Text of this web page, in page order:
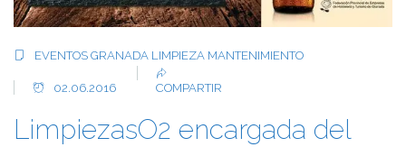
EVENTOS GRANADA LIMPIEZA MANTENIMIENTO
02.06.2016 COMPARTIR
LimpiezasO2 encargada del